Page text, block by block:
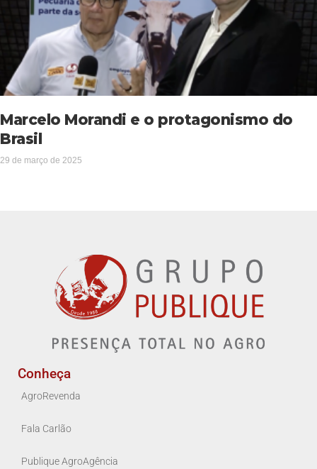
Marcelo Morandi e o protagonismo do
Brasil
29 de março de 2025
Conheça
AgroRevenda
Fala Carlão
Publique AgroAgência